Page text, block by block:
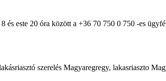
és este 20 óra között a +36 70 750 0 750 -es
szerelés Magyaregregy, lakasriaszto